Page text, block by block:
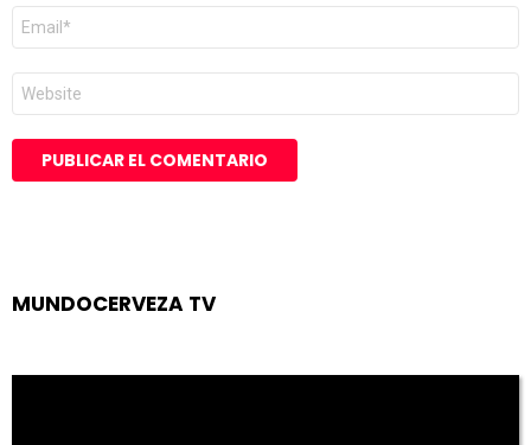
Correo
electrónico
*
Web
MUNDOCERVEZA TV